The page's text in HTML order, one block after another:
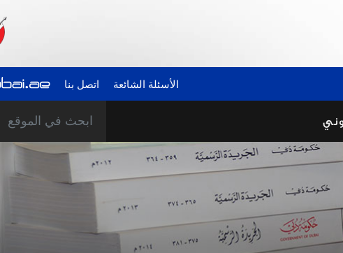
الأسئلة الشائعة اتصل بنا